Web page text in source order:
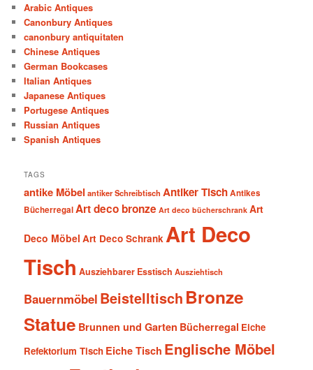
Arabic Antiques
Canonbury Antiques
canonbury antiquitaten
Chinese Antiques
German Bookcases
Italian Antiques
Japanese Antiques
Portugese Antiques
Russian Antiques
Spanish Antiques
TAGS
antike Möbel antiker Schreibtisch Antiker TischAntikes
BücherregalArt deco bronze Art deco bücherschrank Art
Deco Möbel Art Deco Schrank Art Deco
Tisch Ausziehbarer Esstisch Ausziehtisch
Bauernmöbel Beistelltisch Bronze
Statue Brunnen und Garten Bücherregal Eiche
Refektorium Tisch Eiche Tisch Englische Möbel